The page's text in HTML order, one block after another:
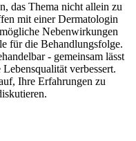
das Thema⁤ nicht allein zu
mit einer Dermatologin
Nebenwirkungen
für die⁤ Behandlungsfolge.
‍- gemeinsam lässt
verbessert.
Ihre Erfahrungen zu